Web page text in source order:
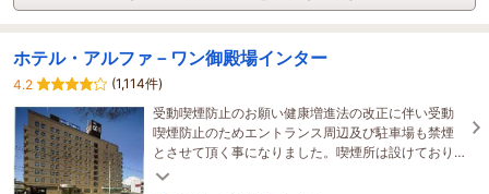
ホテル・アルファ－ワン御殿場インター
4.2
(1,114件)
受動喫煙防止のお願い健康増進法の改正に伴い受動
喫煙防止のためエントランス周辺及び駐車場も禁煙
とさせて頂く事になりました。喫煙所は設けており
ませんので、お煙草は喫煙可のお部屋でお願い致し